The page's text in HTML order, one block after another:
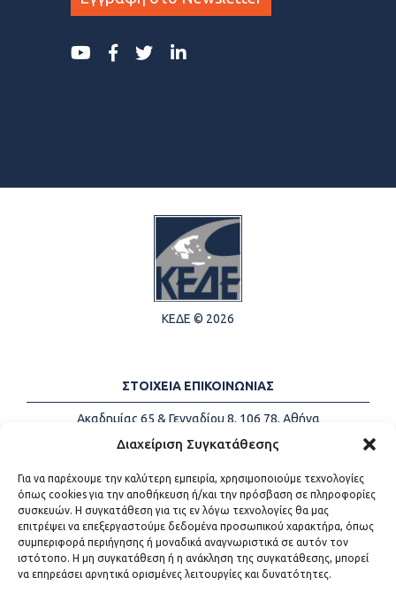
Διαχείριση Συγκατάθεσης
Για να παρέχουμε την καλύτερη εμπειρία, χρησιμοποιούμε τεχνολογίες
όπως cookies για την αποθήκευση ή/και την πρόσβαση σε πληροφορίες
συσκευών. Η συγκατάθεση για τις εν λόγω τεχνολογίες θα μας
επιτρέψει να επεξεργαστούμε δεδομένα προσωπικού χαρακτήρα, όπως
συμπεριφορά περιήγησης ή μοναδικά αναγνωριστικά σε αυτόν τον
ιστότοπο. Η μη συγκατάθεση ή η ανάκληση της συγκατάθεσης, μπορεί
να επηρεάσει αρνητικά ορισμένες λειτουργίες και δυνατότητες.
ΚΕΔΕ © 2026
ΣΤΟΙΧΕΙΑ ΕΠΙΚΟΙΝΩΝΙΑΣ
Ακαδημίας 65 & Γενναδίου 8, 106 78, Αθήνα
Τηλέφωνα:
+30 213-2147500
Email:
info@kede.gr
ΧΡΗΣΙΜΟΙ ΣΥΝΔΕΣΜΟΙ
Η ΚΕΔΕ